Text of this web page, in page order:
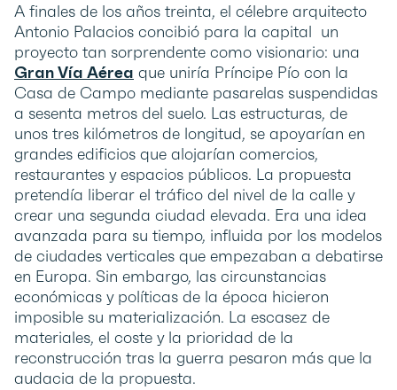
A finales de los años treinta, el célebre arquitecto
Antonio Palacios concibió para la capital un
proyecto tan sorprendente como visionario: una
Gran Vía Aérea que uniría Príncipe Pío con la
Casa de Campo mediante pasarelas suspendidas
a sesenta metros del suelo. Las estructuras, de
unos tres kilómetros de longitud, se apoyarían en
grandes edificios que alojarían comercios,
restaurantes y espacios públicos. La propuesta
pretendía liberar el tráfico del nivel de la calle y
crear una segunda ciudad elevada. Era una idea
avanzada para su tiempo, influida por los modelos
de ciudades verticales que empezaban a debatirse
en Europa. Sin embargo, las circunstancias
económicas y políticas de la época hicieron
imposible su materialización. La escasez de
materiales, el coste y la prioridad de la
reconstrucción tras la guerra pesaron más que la
audacia de la propuesta.